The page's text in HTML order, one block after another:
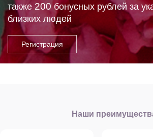
также 200 бонусных рублей за
близких людей
Наши